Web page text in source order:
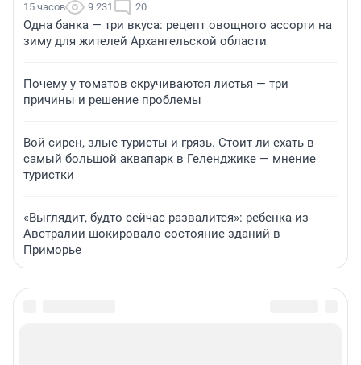
15 часов 9 231 20
Одна банка — три вкуса: рецепт овощного ассорти на
зиму для жителей Архангельской области
Почему у томатов скручиваются листья — три
причины и решение проблемы
Вой сирен, злые туристы и грязь. Стоит ли ехать в
самый большой аквапарк в Геленджике — мнение
туристки
«Выглядит, будто сейчас развалится»: ребенка из
Австралии шокировало состояние зданий в
Приморье